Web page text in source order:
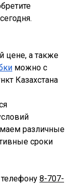
цене, а также
можно с
Казахстана
различные
сроки
8-707-